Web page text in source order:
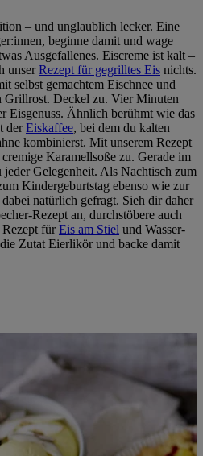
– und unglaublich lecker. Eine
beginne damit und wage
Ausgefallenes. Eiscreme ist kalt –
unserRezept für gegrilltes Eis nichts.
selbst gemachtem Eischnee und
Grillrost. Deckel zu. Vier Minuten
Eisgenuss. Ähnlich berühmt wie das
derEiskaffee, bei dem du kalten
kombinierst. Mit unserem Rezept
Karamellsoße zu. Gerade im
jeder Gelegenheit. Als Nachtisch zum
Kindergeburtstag ebenso wie zur
natürlich gefragt. Sieh dir daher
Rezept an, durchstöbere auch
Rezept fürEis am Stiel und Wasser-
Zutat Eierlikör und backe damit